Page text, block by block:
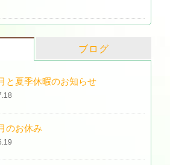
ブログ
と夏季休暇のお知らせ
のお休み